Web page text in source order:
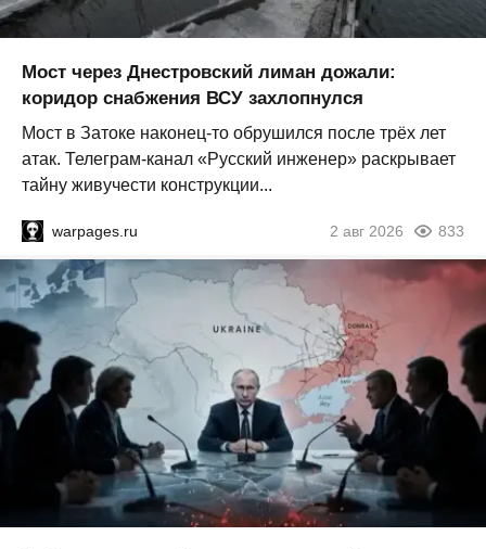
Мост через Днестровский лиман дожали:
коридор снабжения ВСУ захлопнулся
Мост в Затоке наконец-то обрушился после трёх лет
атак. Телеграм-канал «Русский инженер» раскрывает
тайну живучести конструкции...
warpages.ru 2 авг 2026 833